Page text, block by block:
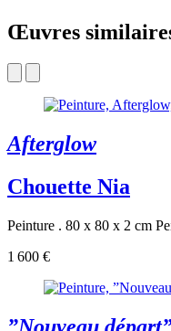
Œuvres
Afterglow
Chouette Nia
Peinture . 80 x 80 x 2 cm
1 600 €